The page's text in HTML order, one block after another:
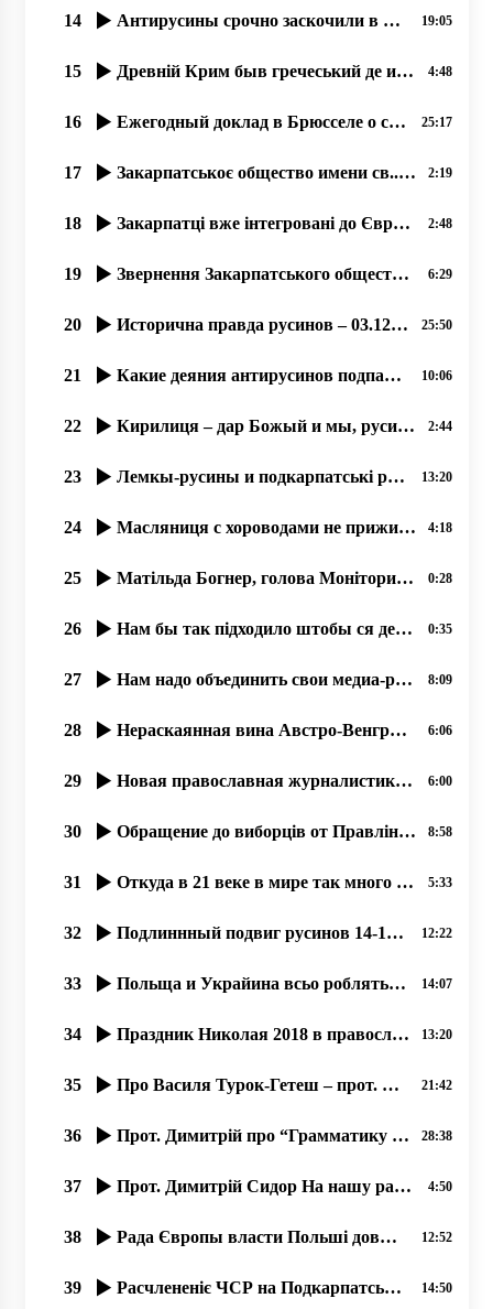
14 Антирусины срочно заскочили в число русинôв, 17.07.2020 19:05
15 Древній Крим быв гречеський де и прибывали перші християне! 4:48
16 Ежегодный доклад в Брюсселе о состоянии прав и свобод русинов Закарпатья в Украине.17.12.19 25:17
17 Закарпатськоє общество имени св..Кирила и Мефодія сообщає о упокоєніи Богдана Гамбаля! 2:19
18 Закарпатці вже інтегровані до Європи і відчувають себе громадянами Євросоюзу 2:48
19 Звернення Закарпатського общества ім. Кирилла и Мефодія про вибори 6:29
20 Исторична правда русинов – 03.12.2019, прот. Димитрій Сидор 25:50
21 Какие деяния антирусинов подпадают под оценку этноцид и геноцид؟ 10:06
22 Кирилиця – дар Божый и мы, русины, не можеме отказатися от нея! 2:44
23 Лемкы-русины и подкарпатські русины – народ-мученик, 21.07.2020 13:20
24 Масляниця с хороводами не прижилася русинам, но палачінты АЙ! 4:18
25 Матільда Богнер, голова Моніторингової місії ООН з прав людини в України 17 09 2019 0:28
26 Нам бы так підходило штобы ся держава збереглася, ми в ній тулько много надій поклали 0:35
27 Нам надо объединить свои медиа-ресурсы, 25.06.2020 8:09
28 Нераскаянная вина Австро-Венгрии перед русинами (1914-1918) 6:06
29 Новая православная журналистика, как следствие гонений на Православную Церковь. 02.07.2020 6:00
30 Обращение до виборців от Правління тов. ім. Кирила та Мефодія, Ужгород. 24.06.20. 8:58
31 Откуда в 21 веке в мире так много узурпаторов власти؟ 5:33
32 Подлиннный подвиг русинов 14-15 марта 1939 года, остановивших гос. переворот. 12:22
33 Польща и Украйина всьо роблять обы їх злочины против мирных русинов не открылися. .. 07.2020 14:07
34 Праздник Николая 2018 в православном соборҍ г. Ужгород. 13:20
35 Про Василя Турок-Гетеш – прот. Димитрій Сидор. 24.01.2020 21:42
36 Прот. Димитрій про “Грамматику живого русинського языка“ Ч,2 од21.11.2019 28:38
37 Прот. Димитрій Сидор На нашу радость Америка ныні … 4:50
38 Рада Європы власти Польші довжні самі создати учебникы русинам. 30.01.2020 12:52
39 Расчлененіє ЧСР на Подкарпатську Русь, Чехію и Словакію. 1939. 14:50